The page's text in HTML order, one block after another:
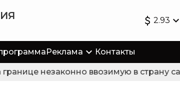
2.93
Реклама Контакты
незаконно ввозимую в